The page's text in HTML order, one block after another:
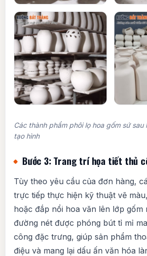
Các thành phẩm phôi lọ hoa gốm sứ sau
tạo hình
Bước 3: Trang trí họa tiết thủ
Tùy theo yêu cầu của đơn hàng,
trực tiếp thực hiện kỹ thuật vẽ
hoặc đắp nổi hoa văn lên lớp gốm
đường nét được phóng bút tỉ mỉ
công đặc trưng, giúp sản phẩm
điệu và mang lại dấu ấn văn hóa